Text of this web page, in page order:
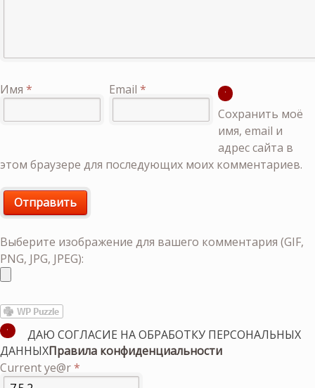
Имя * Email *
Сохранить моё
имя, email и
адрес сайта в
этом браузере для последующих моих комментариев.
Выберите изображение для вашего комментария (GIF,
PNG, JPG, JPEG):
ДАЮ СОГЛАСИЕ НА ОБРАБОТКУ ПЕРСОНАЛЬНЫХ
ДАННЫХПравила конфиденциальности
Current ye@r*